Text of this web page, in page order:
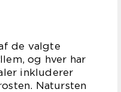
de valgte
og hver har
inkluderer
Natursten